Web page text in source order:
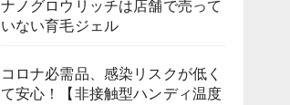
ナノグロウリッチは店舗で売って
いない育毛ジェル
コロナ必需品、感染リスクが低く
て安心！【非接触型ハンディ温度